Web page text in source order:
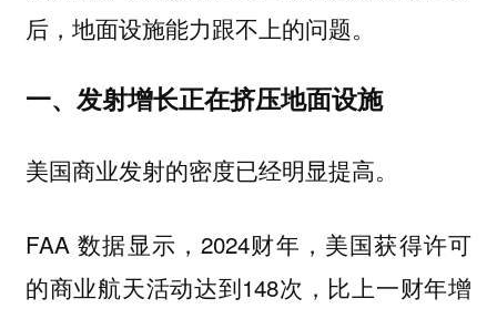
后，地面设施能力跟不上的问题。
一、发射增长正在挤压地面设施
美国商业发射的密度已经明显提高。
FAA 数据显示，2024财年，美国获得许可
的商业航天活动达到148次，比上一财年增